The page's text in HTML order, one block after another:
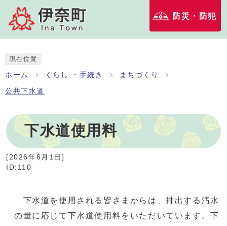
防災・防犯
現在位置
ホーム くらし ・手続き まちづくり
公共下水道
下水道使用料
[2026年6月1日]
ID:110
下水道を使用される皆さまからは、排出する汚水
の量に応じて下水道使用料をいただいています。下